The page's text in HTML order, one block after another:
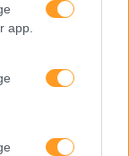
app.
Formation,
Estamos